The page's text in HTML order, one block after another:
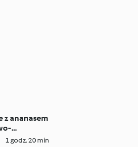
z ananasem
1 godz. 20 min